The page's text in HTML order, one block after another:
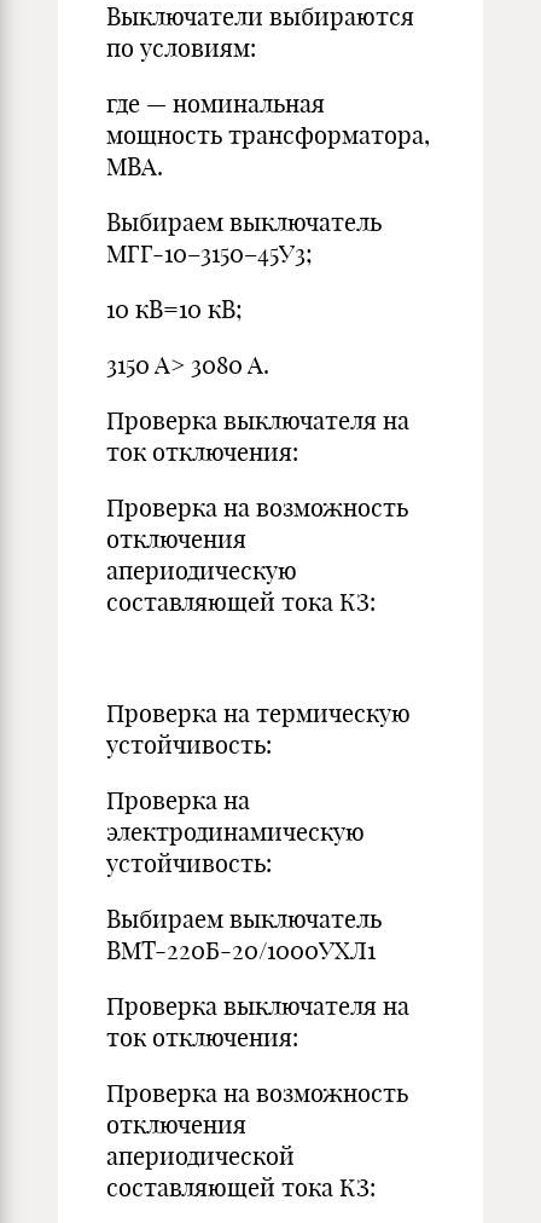
Выключатели выбираются
по условиям:
где — номинальная
мощность трансформатора,
МВА.
Выбираем выключатель
МГГ-10–3150–45У3;
10 кВ=10 кВ;
3150 A> 3080 A.
Проверка выключателя на
ток отключения:
Проверка на возможность
отключения
апериодическую
составляющей тока КЗ:
Проверка на термическую
устойчивость:
Проверка на
электродинамическую
устойчивость:
Выбираем выключатель
ВМТ-220Б-20/1000УХЛ1
Проверка выключателя на
ток отключения:
Проверка на возможность
отключения
апериодической
составляющей тока КЗ: